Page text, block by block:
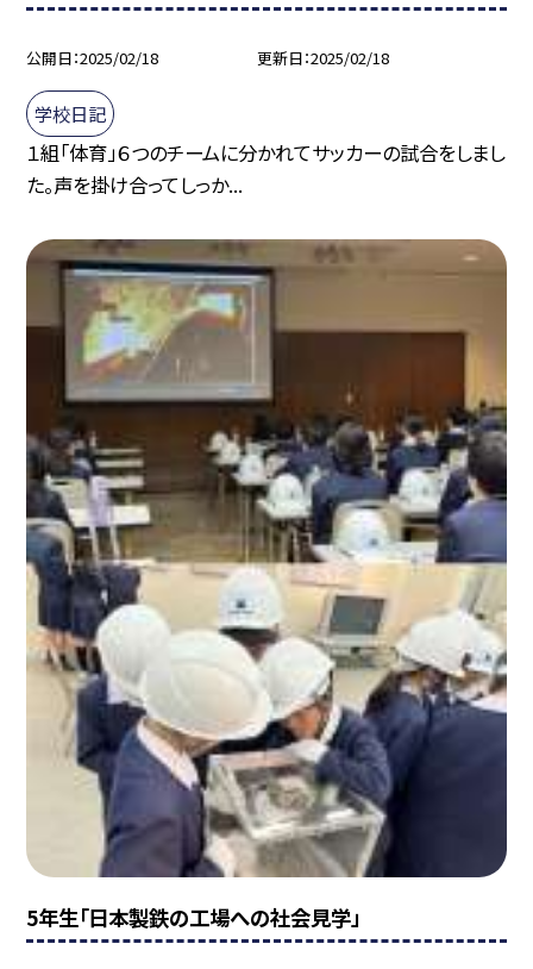
公開日 2025/02/18 更新日 2025/02/18
学校日記
１組「体育」６つのチームに分かれてサッカーの試合をしまし
た。声を掛け合ってしっか...
5年生「日本製鉄の工場への社会見学」